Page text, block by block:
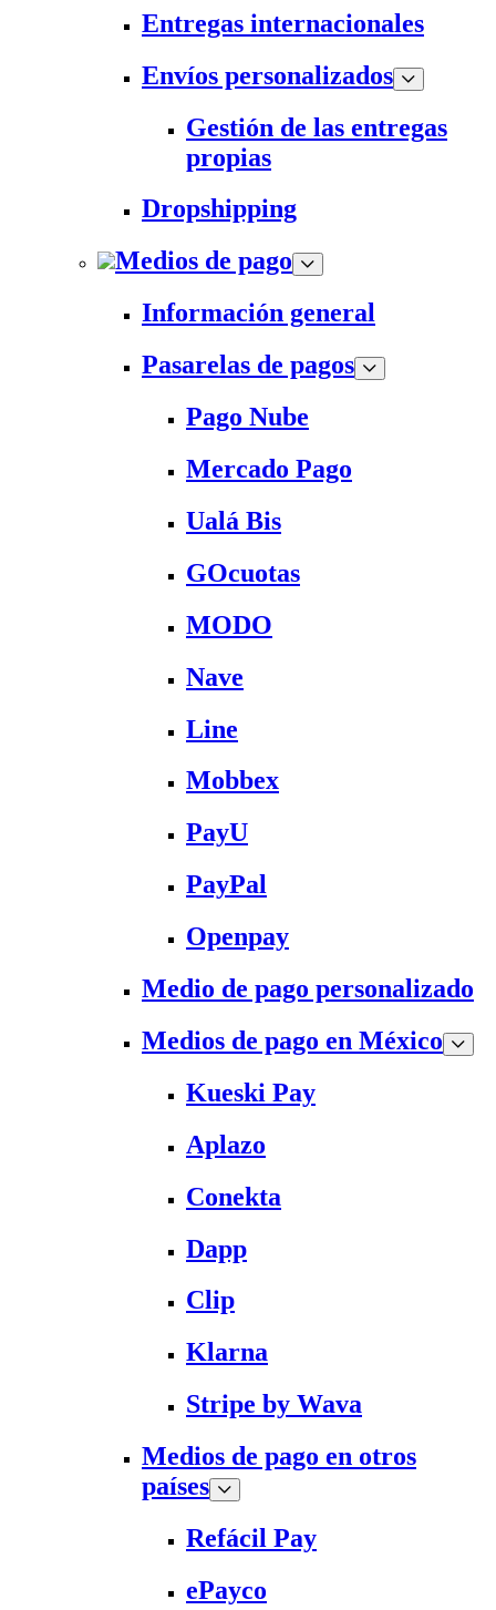
Entregas internacionales
Envíos personalizados
Gestión de las entregas
propias
Dropshipping
Medios de pago
Información general
Pasarelas de pagos
Pago Nube
Mercado Pago
Ualá Bis
GOcuotas
MODO
Nave
Line
Mobbex
PayU
PayPal
Openpay
Medio de pago personalizado
Medios de pago en México
Kueski Pay
Aplazo
Conekta
Dapp
Clip
Klarna
Stripe by Wava
Medios de pago en otros
países
Refácil Pay
ePayco